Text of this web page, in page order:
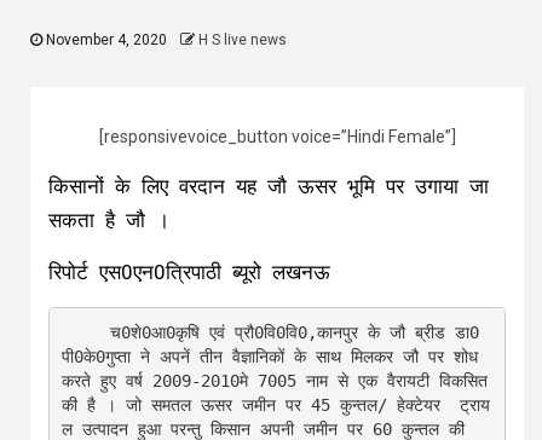
November 4, 2020 H S live news
[responsivevoice_button voice=”Hindi Female”]
किसानों के लिए वरदान यह जौ ऊसर भूमि पर उगाया जा
सकता है जौ ।
रिपोर्ट एस0एन0त्रिपाठी ब्यूरो लखनऊ
पी0के0गुप्ता ने अपनें तीन वैज्ञानिकों के साथ मिलकर जौ पर शोध
करते हुए वर्ष 2009-2010मे 7005 नाम से एक वैरायटी विकसित
की है । जो समतल ऊसर जमीन पर 45 कुन्तल/ हेक्टेयर  ट्राय
ल उत्पादन हुआ परन्तु किसान अपनी जमीन पर 60 कुन्तल की